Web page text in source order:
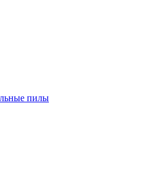
пилы